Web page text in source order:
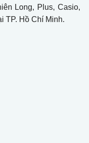
Long, Plus, Casio,
TP. Hồ Chí Minh.